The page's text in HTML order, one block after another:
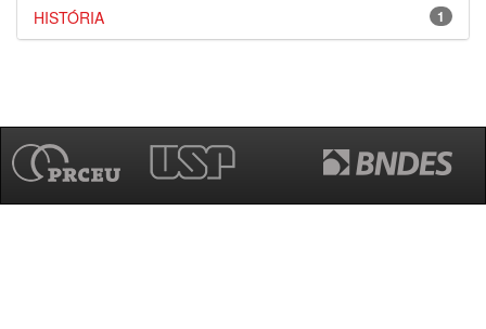
1
HISTÓRIA